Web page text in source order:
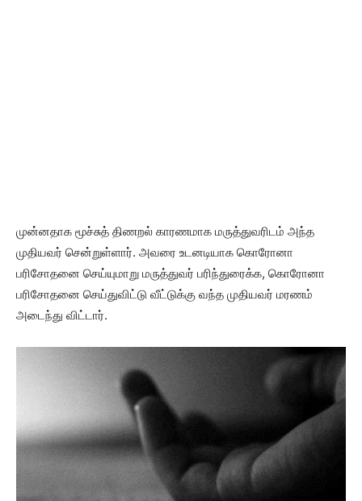
முன்னதாக மூச்சுத் திணறல் காரணமாக மருத்துவரிடம் அந்த
முதியவர் சென்றுள்ளார். அவரை உடனடியாக கொரோனா
பரிசோதனை செய்யுமாறு மருத்துவர் பரிந்துரைக்க, கொரோனா
பரிசோதனை செய்துவிட்டு வீட்டுக்கு வந்த முதியவர் மரணம்
அடைந்து விட்டார்.